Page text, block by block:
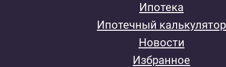
Ипотека
Ипотечный калькулятор
Новости
Избранное